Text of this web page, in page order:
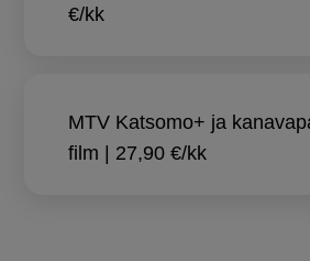
€/kk
MTV Katsomo+ ja
film | 27,90 €/kk